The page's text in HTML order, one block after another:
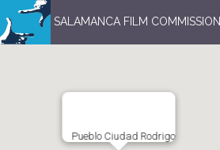
SALAMANCA FILM COMMISSION
Pueblo Ciudad Rodrigo